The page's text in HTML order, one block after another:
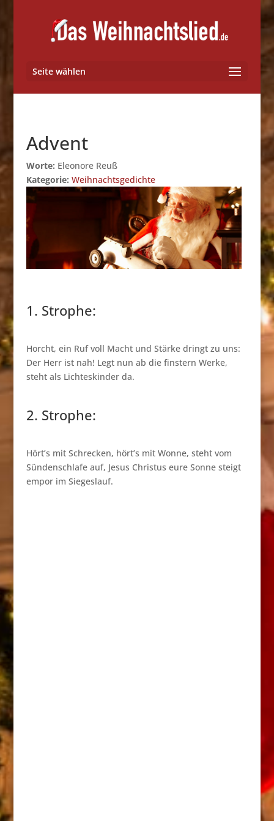
Seite wählen
Advent
Worte: Eleonore Reuß
Kategorie: Weihnachtsgedichte
1. Strophe:
Horcht, ein Ruf voll Macht und Stärke dringt zu uns:
Der Herr ist nah! Legt nun ab die finstern Werke,
steht als Lichteskinder da.
2. Strophe:
Hört’s mit Schrecken, hört’s mit Wonne, steht vom
Sündenschlafe auf, Jesus Christus eure Sonne steigt
empor im Siegeslauf.